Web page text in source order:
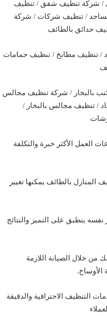
/ شركة تنظيف شقق / تنظيف
/ تنظيف شركات / شركة
حدائق بالطائف
تنظيف مطابخ / تنظيف حمامات
بالبخار / شركة تنظيف مجالس
تنظيف مجالس بالبخار /
العمل الأكثر خبرة والتكلفة
بالطائف يمكنها تغيير
ينطبق على التميز والنتائج
خلال الصيانة اللازمة
الأوساخ.
التنظيف الاحترافية والدقيقة